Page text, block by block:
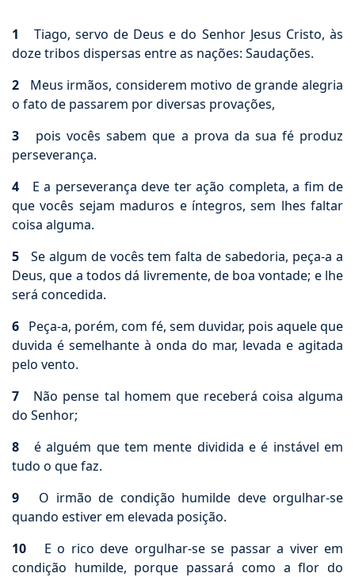
1 Tiago, servo de Deus e do Senhor Jesus Cristo, às
doze tribos dispersas entre as nações: Saudações.
2 Meus irmãos, considerem motivo de grande alegria
o fato de passarem por diversas provações,
3 pois vocês sabem que a prova da sua fé produz
perseverança.
4 E a perseverança deve ter ação completa, a fim de
que vocês sejam maduros e íntegros, sem lhes faltar
coisa alguma.
5 Se algum de vocês tem falta de sabedoria, peça-a a
Deus, que a todos dá livremente, de boa vontade; e lhe
será concedida.
6 Peça-a, porém, com fé, sem duvidar, pois aquele que
duvida é semelhante à onda do mar, levada e agitada
pelo vento.
7 Não pense tal homem que receberá coisa alguma
do Senhor;
8 é alguém que tem mente dividida e é instável em
tudo o que faz.
9 O irmão de condição humilde deve orgulhar-se
quando estiver em elevada posição.
10 E o rico deve orgulhar-se se passar a viver em
condição humilde, porque passará como a flor do